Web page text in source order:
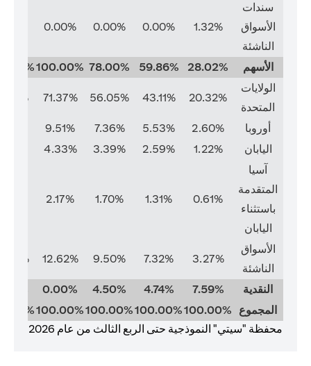
سندات
الأسواق
الناشئة
1.32%
0.00%
0.00%
0.00%
الأسهم 28.02%
59.86%
78.00%
100.00%
الولايات
المتحدة
20.32%
43.11%
56.05%
71.37%
أوروبا 2.60%
5.53%
7.36%
9.51%
اليابان
1.22%
2.59%
3.39%
4.33%
آسيا
المتقدمة
باستثناء
اليابان
0.61%
1.31%
1.70%
2.17%
الأسواق
الناشئة
3.27%
7.32%
9.50%
12.62%
النقدية 7.59%
4.74%
4.50%
0.00%
المجموع
100.00%
100.00%
100.00%
100.00%
محفظة "سيتي" النموذجية حتى الربع الثالث من عام 2026